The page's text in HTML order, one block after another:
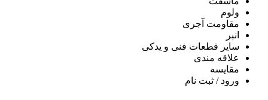
ولوم
مقاومت آجری
انبر
سایر قطعات فنی و یدکی
علاقه مندی
مقايسه
ورود / ثبت نام